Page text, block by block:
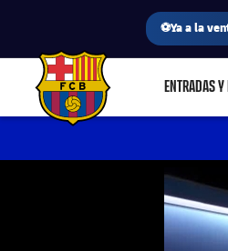
⚽Ya a la
FC Barcelona club badge ENTRADAS